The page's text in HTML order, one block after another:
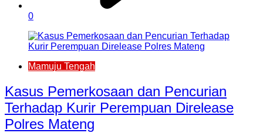
0
Mamuju Tengah
Kasus Pemerkosaan dan Pencurian
Terhadap Kurir Perempuan Direlease
Polres Mateng